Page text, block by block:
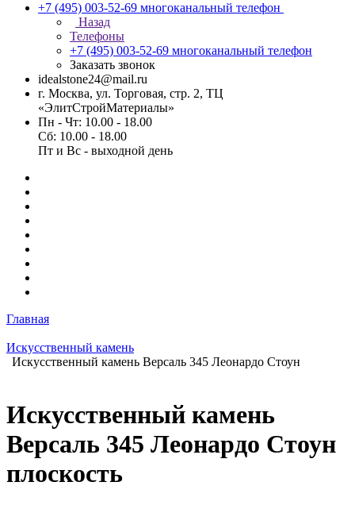
+7 (495) 003-52-69 многоканальный телефон
Назад
Телефоны
+7 (495) 003-52-69 многоканальный телефон
Заказать звонок
idealstone24@mail.ru
г. Москва, ул. Торговая, стр. 2, ТЦ
«ЭлитСтройМатериалы»
Пн - Чт: 10.00 - 18.00
Сб: 10.00 - 18.00
Пт и Вс - выходной день
Главная
Искусственный камень
Искусственный камень Версаль 345 Леонардо Стоун
Искусственный камень
Версаль 345 Леонардо Стоун
плоскость